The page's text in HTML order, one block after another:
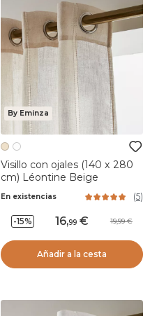
By Eminza
Visillo con ojales (140 x 280
cm) Léontine Beige
En existencias (5)
-15% 16,99 19,99
Añadir a la cesta